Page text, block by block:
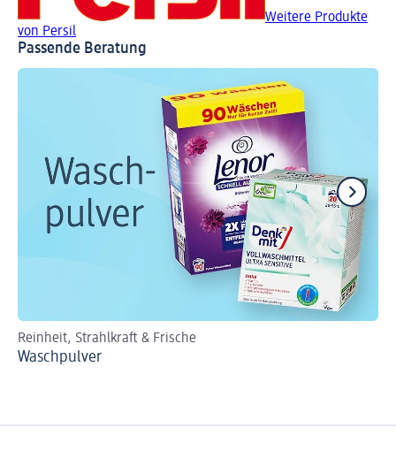
Weitere Produkte
von Persil
Passende Beratung
Reinheit, Strahlkraft & Frische
Waschpulver